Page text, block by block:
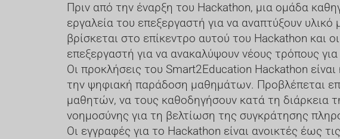
Πριν από την έναρξη του Hackathon, μια ομάδα
εργαλεία του επεξεργαστή για να αναπτύξουν
βρίσκεται στο επίκεντρο αυτού του Hackathon και
επεξεργαστή για να ανακαλύψουν νέους τρόπους
Οι προκλήσεις του Smart2Education Hackathon
την ψηφιακή παράδοση μαθημάτων. Προβλέπεται
μαθητών, να τους καθοδηγήσουν κατά τη διάρκεια
νοημοσύνης για τη βελτίωση της συγκράτησης
Οι εγγραφές για το Hackathon είναι ανοικτές έως